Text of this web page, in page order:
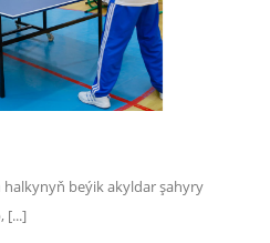
halkynyň beýik akyldar şahyry
[...]